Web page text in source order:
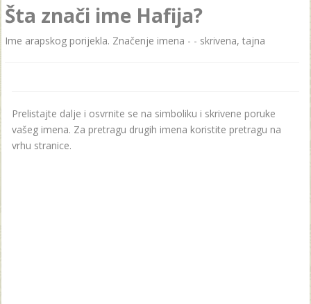
Šta znači ime Hafija?
Ime arapskog porijekla. Značenje imena - - skrivena, tajna
Prelistajte dalje i osvrnite se na simboliku i skrivene poruke
vašeg imena. Za pretragu drugih imena koristite pretragu na
vrhu stranice.